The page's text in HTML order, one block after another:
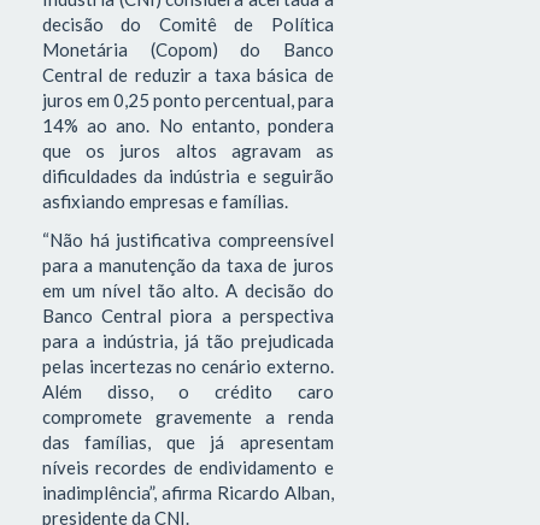
decisão do Comitê de Política
Monetária (Copom) do Banco
Central de reduzir a taxa básica de
juros em 0,25 ponto percentual, para
14% ao ano. No entanto, pondera
que os juros altos agravam as
dificuldades da indústria e seguirão
asfixiando empresas e famílias.
“Não há justificativa compreensível
para a manutenção da taxa de juros
em um nível tão alto. A decisão do
Banco Central piora a perspectiva
para a indústria, já tão prejudicada
pelas incertezas no cenário externo.
Além disso, o crédito caro
compromete gravemente a renda
das famílias, que já apresentam
níveis recordes de endividamento e
inadimplência”, afirma Ricardo Alban,
presidente da CNI.